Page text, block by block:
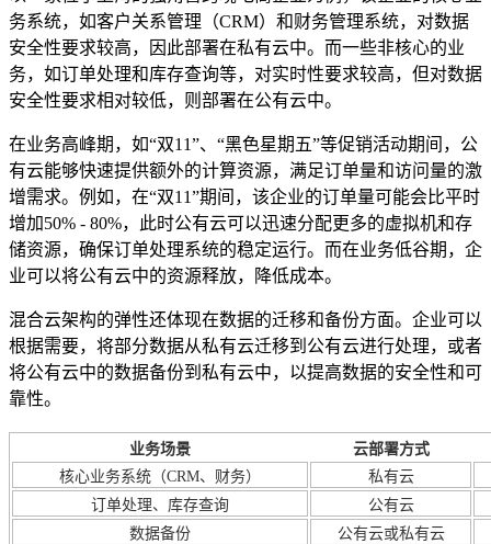
务系统，如客户关系管理（CRM）和财务管理系统，对数据
安全性要求较高，因此部署在私有云中。而一些非核心的业
务，如订单处理和库存查询等，对实时性要求较高，但对数据
安全性要求相对较低，则部署在公有云中。
在业务高峰期，如“双11”、“黑色星期五”等促销活动期间，公
有云能够快速提供额外的计算资源，满足订单量和访问量的激
增需求。例如，在“双11”期间，该企业的订单量可能会比平时
增加50% - 80%，此时公有云可以迅速分配更多的虚拟机和存
储资源，确保订单处理系统的稳定运行。而在业务低谷期，企
业可以将公有云中的资源释放，降低成本。
混合云架构的弹性还体现在数据的迁移和备份方面。企业可以
根据需要，将部分数据从私有云迁移到公有云进行处理，或者
将公有云中的数据备份到私有云中，以提高数据的安全性和可
靠性。
业务场景
云部署方式
核心业务系统（CRM、财务）
私有云
订单处理、库存查询
公有云
数据备份
公有云或私有云